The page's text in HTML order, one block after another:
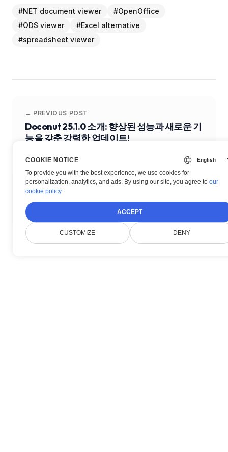
#NET document viewer #OpenOffice
#ODS viewer #Excel alternative
#spreadsheet viewer
← PREVIOUS POST
Doconut 25.1.0 소개: 향상된 성능과 새로운 기
능을 갖춘 강력한 업데이트!
NEXT POST →
COOKIE NOTICE
To provide you with the best experience, we use cookies for
personalization, analytics, and ads. By using our site, you agree toour
cookie policy.
ACCEPT
CUSTOMIZE DENY